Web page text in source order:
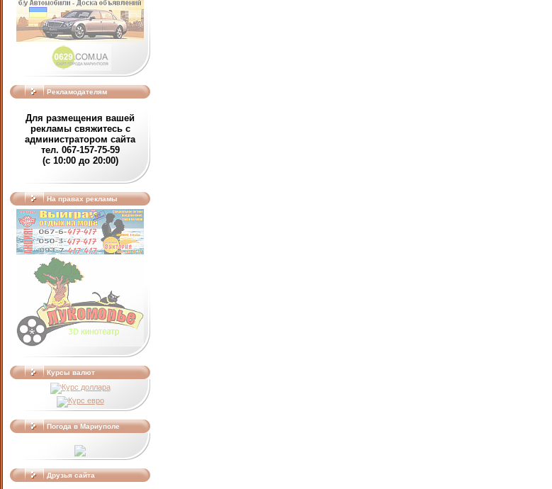
Рекламодателям
Для размещения вашей
рекламы свяжитесь с
администратором сайта
тел. 067-157-75-59
(c 10:00 до 20:00)
На правах рекламы
Курсы валют
Погода в Мариуполе
Друзья сайта